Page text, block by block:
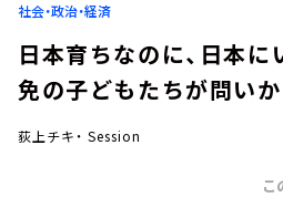
社会・政治・経済
日本育ちなのに、日本
免の子どもたちが問い
荻上チキ・ Session
こ